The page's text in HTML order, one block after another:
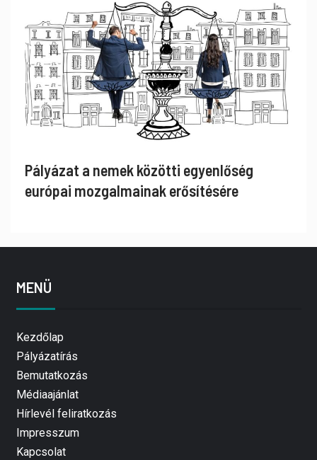
Pályázat a nemek közötti egyenlőség
európai mozgalmainak erősítésére
MENÜ
Kezdőlap
Pályázatírás
Bemutatkozás
Médiaajánlat
Hírlevél feliratkozás
Impresszum
Kapcsolat